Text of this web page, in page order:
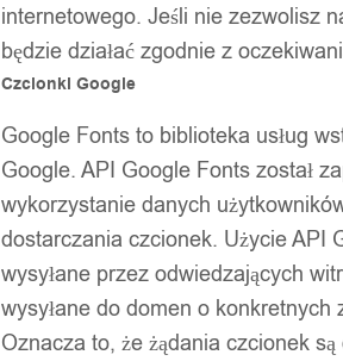
internetowego. Jeśli nie zezwolisz
będzie działać zgodnie z
Czcionki Google
Google Fonts to biblioteka usług
Google. API Google Fonts został
wykorzystanie danych
dostarczania czcionek. Użycie API
wysyłane przez odwiedzających
wysyłane do domen o
Oznacza to, że żądania czcionek